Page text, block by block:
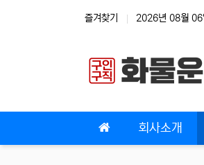
즐겨찾기 2026년 08월 06
회사소개